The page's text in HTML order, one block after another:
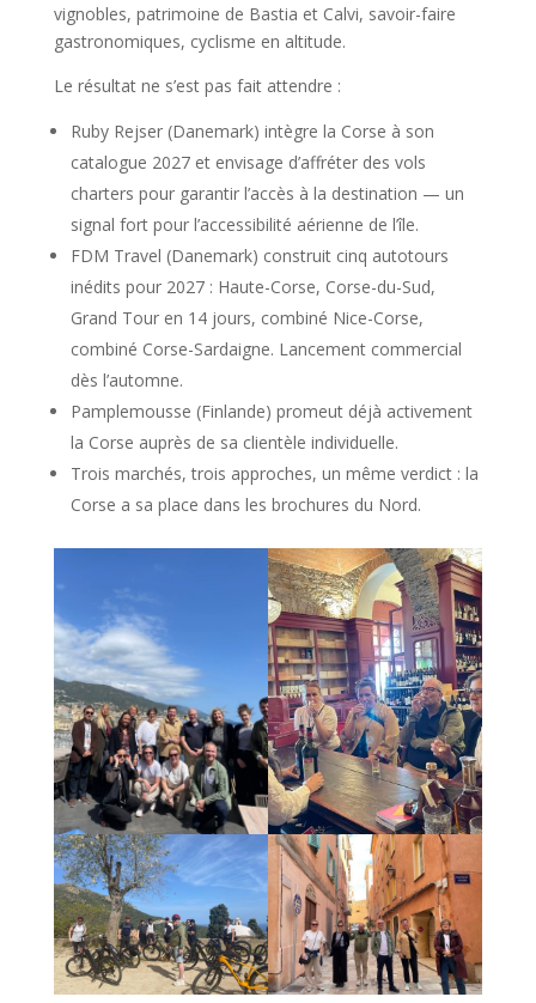
vignobles, patrimoine de Bastia et Calvi, savoir-faire
gastronomiques, cyclisme en altitude.
Le résultat ne s’est pas fait attendre :
Ruby Rejser (Danemark) intègre la Corse à son
catalogue 2027 et envisage d’affréter des vols
charters pour garantir l’accès à la destination — un
signal fort pour l’accessibilité aérienne de l’île.
FDM Travel (Danemark) construit cinq autotours
inédits pour 2027 : Haute-Corse, Corse-du-Sud,
Grand Tour en 14 jours, combiné Nice-Corse,
combiné Corse-Sardaigne. Lancement commercial
dès l’automne.
Pamplemousse (Finlande) promeut déjà activement
la Corse auprès de sa clientèle individuelle.
Trois marchés, trois approches, un même verdict : la
Corse a sa place dans les brochures du Nord.